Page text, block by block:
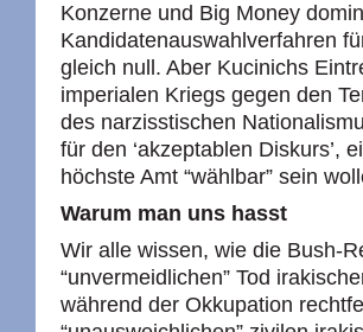
Konzerne und Big Money
Kandidatenauswahlverfahren
gleich null. Aber Kucinichs
imperialen Kriegs gegen den
des narzisstischen
für den ‘akzeptablen Diskurs’,
höchste Amt “wählbar” sein
Warum man uns hasst
Wir alle wissen, wie die Bush-
“unvermeidlichen” Tod
während der Okkupation